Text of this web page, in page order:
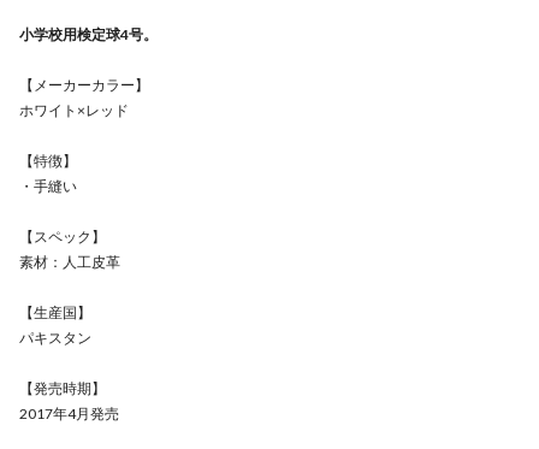
小学校用検定球4号。
【メーカーカラー】
ホワイト×レッド
【特徴】
・手縫い
【スペック】
素材：人工皮革
【生産国】
パキスタン
【発売時期】
2017年4月発売